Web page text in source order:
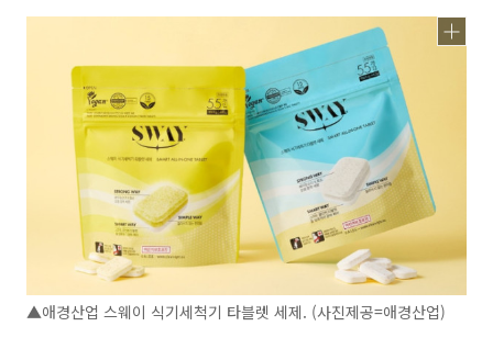
▲애경산업 스웨이 식기세척기 타블렛 세제. (사진제공=애경산업)